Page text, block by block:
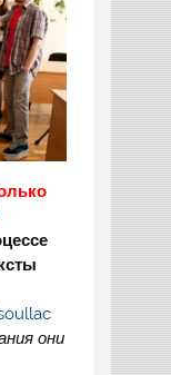
они